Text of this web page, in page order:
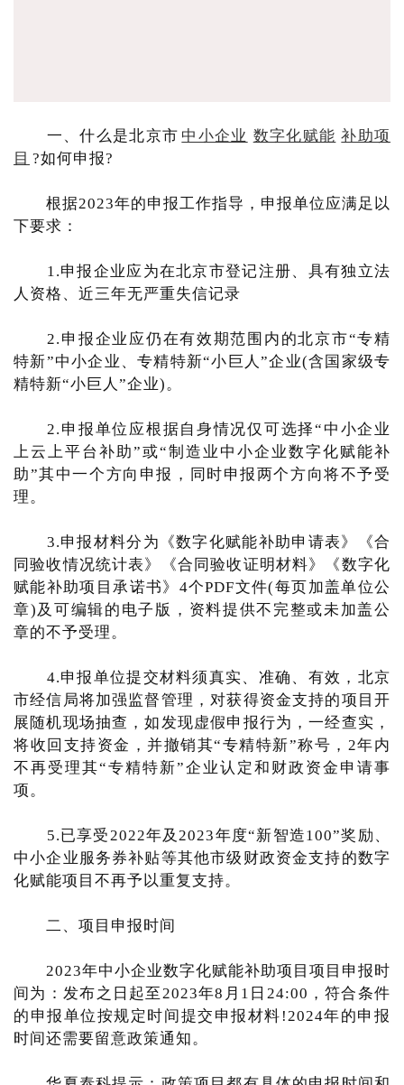
一、什么是北京市 中小企业 数字化赋能 补助项
目 ?如何申报?
根据2023年的申报工作指导，申报单位应满足以
下要求：
1.申报企业应为在北京市登记注册、具有独立法
人资格、近三年无严重失信记录
2.申报企业应仍在有效期范围内的北京市“专精
特新”中小企业、专精特新“小巨人”企业(含国家级专
精特新“小巨人”企业)。
2.申报单位应根据自身情况仅可选择“中小企业
上云上平台补助”或“制造业中小企业数字化赋能补
助”其中一个方向申报，同时申报两个方向将不予受
理。
3.申报材料分为《数字化赋能补助申请表》《合
同验收情况统计表》《合同验收证明材料》《数字化
赋能补助项目承诺书》4个PDF文件(每页加盖单位公
章)及可编辑的电子版，资料提供不完整或未加盖公
章的不予受理。
4.申报单位提交材料须真实、准确、有效，北京
市经信局将加强监督管理，对获得资金支持的项目开
展随机现场抽查，如发现虚假申报行为，一经查实，
将收回支持资金，并撤销其“专精特新”称号，2年内
不再受理其“专精特新”企业认定和财政资金申请事
项。
5.已享受2022年及2023年度“新智造100”奖励、
中小企业服务券补贴等其他市级财政资金支持的数字
化赋能项目不再予以重复支持。
二、项目申报时间
2023年中小企业数字化赋能补助项目项目申报时
间为：发布之日起至2023年8月1日24:00，符合条件
的申报单位按规定时间提交申报材料!2024年的申报
时间还需要留意政策通知。